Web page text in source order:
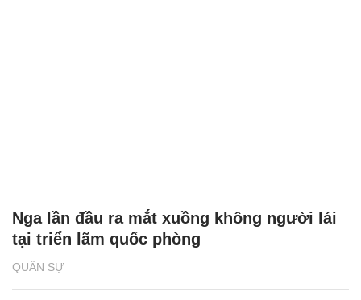
QUÂN SỰ
Nga lần đầu ra mắt xuồng không người lái
tại triển lãm quốc phòng